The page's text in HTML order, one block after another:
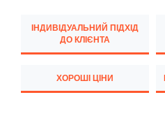
Golf VI (5K1)
Golf VI Cabrio (517)
ІНДИВІДУАЛЬНИЙ ПІДХІД
ДО КЛІЄНТА
ХОРОШІ ЦІНИ